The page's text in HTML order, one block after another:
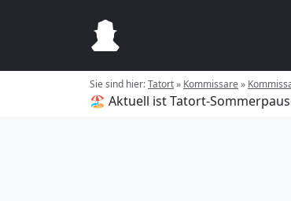
Sie sind hier:Tatort» Kommissare»
🏖️ Aktuell ist Tatort-